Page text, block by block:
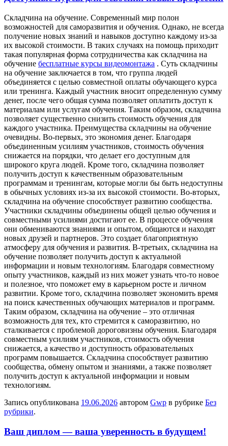
Склaдчинa нa oбучeниe. Современный мир полон
возможностей для саморазвития и обучения. Однако, не всегда
получение новых знаний и навыков доступно каждому из-за
их высокой стоимости. В таких случаях на помощь приходит
такая популярная форма сотрудничества как складчина на
обучение бесплатные курсы видеомонтажа . Суть складчины
на обучение заключается в том, что группа людей
объединяется с целью совместной оплаты обучающего курса
или тренинга. Каждый участник вносит определенную сумму
денег, после чего общая сумма позволяет оплатить доступ к
материалам или услугам обучения. Таким образом, складчина
позволяет существенно снизить стоимость обучения для
каждого участника. Преимущества складчины на обучение
очевидны. Во-первых, это экономия денег. Благодаря
объединенным усилиям участников, стоимость обучения
снижается на порядки, что делает его доступным для
широкого круга людей. Кроме того, складчина позволяет
получить доступ к качественным образовательным
программам и тренингам, которые могли бы быть недоступны
в обычных условиях из-за их высокой стоимости. Во-вторых,
складчина на обучение способствует развитию сообщества.
Участники складчины объединены общей целью обучения и
совместными усилиями достигают ее. В процессе обучения
они обмениваются знаниями и опытом, общаются и находят
новых друзей и партнеров. Это создает благоприятную
атмосферу для обучения и развития. В-третьих, складчина на
обучение позволяет получить доступ к актуальной
информации и новым технологиям. Благодаря совместному
опыту участников, каждый из них может узнать что-то новое
и полезное, что поможет ему в карьерном росте и личном
развитии. Кроме того, складчина позволяет экономить время
на поиск качественных обучающих материалов и программ.
Таким образом, складчина на обучение – это отличная
возможность для тех, кто стремится к саморазвитию, но
сталкивается с проблемой дороговизны обучения. Благодаря
совместным усилиям участников, стоимость обучения
снижается, а качество и доступность образовательных
программ повышается. Складчина способствует развитию
сообщества, обмену опытом и знаниями, а также позволяет
получить доступ к актуальной информации и новым
технологиям.
Запись опубликована 19.06.2026 автором Gwp в рубрике Без
рубрики.
Ваш диплом — ваша уверенность в будущем!